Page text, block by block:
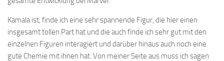
Kamala ist, finde ich eine sehr spannende Figur, die hier einen
insgesamt tollen Part hat und die auch finde ich sehr gut mit den
einzelnen Figuren interagiert und darüber hinaus auch noch eine
gute Chemie mit ihnen hat. Von meiner Seite aus muss ich sagen